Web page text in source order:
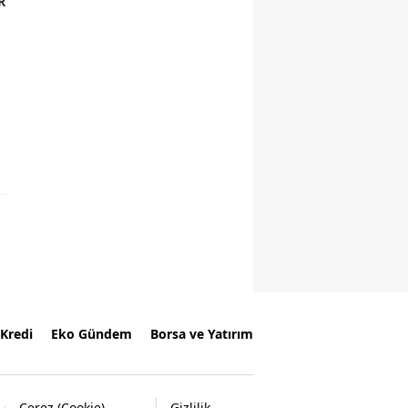
Kredi Eko Gündem Borsa ve Yatırım